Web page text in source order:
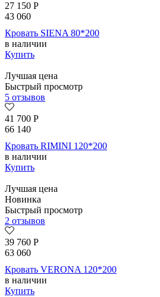
27 150 Р
43 060
Кровать SIENA 80*200
в наличии
Купить
Лучшая цена
Быстрый просмотр
5 отзывов
41 700 Р
66 140
Кровать RIMINI 120*200
в наличии
Купить
Лучшая цена
Новинка
Быстрый просмотр
2 отзывов
39 760 Р
63 060
Кровать VERONA 120*200
в наличии
Купить